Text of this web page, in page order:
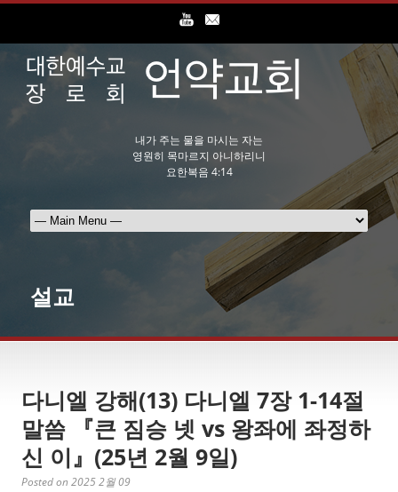
내가 주는 물을 마시는 자는
영원히 목마르지 아니하리니
요한복음 4:14
설교
다니엘 강해(13) 다니엘 7장 1-14절
말씀 『큰 짐승 넷 vs 왕좌에 좌정하
신 이』(25년 2월 9일)
Posted on 2025 2월 09